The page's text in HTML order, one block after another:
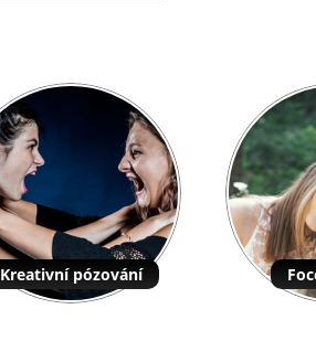
Kreativní pózování